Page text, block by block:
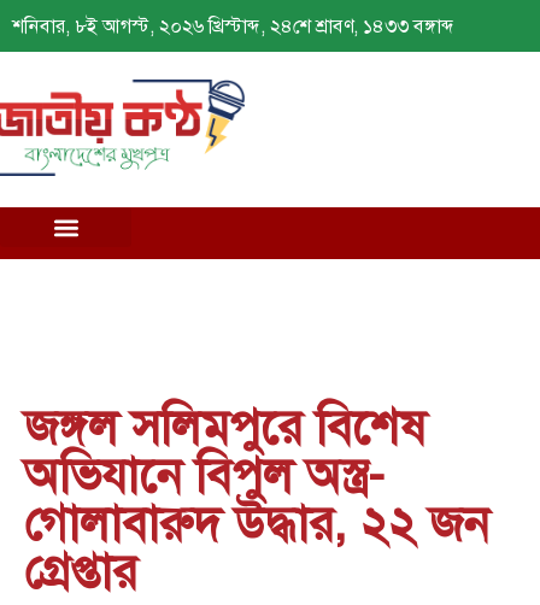
শনিবার, ৮ই আগস্ট, ২০২৬ খ্রিস্টাব্দ, ২৪শে শ্রাবণ, ১৪৩৩ বঙ্গাব্দ
জঙ্গল সলিমপুরে বিশেষ
অভিযানে বিপুল অস্ত্র-
গোলাবারুদ উদ্ধার, ২২ জন
গ্রেপ্তার